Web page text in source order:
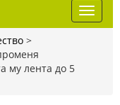
>
му лента до 5